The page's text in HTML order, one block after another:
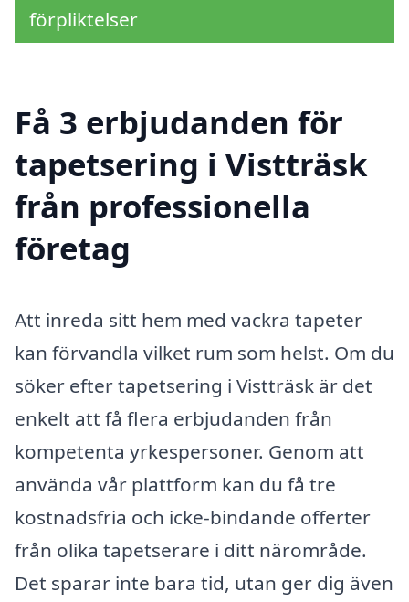
förpliktelser
Få 3 erbjudanden för
tapetsering i Vistträsk
från professionella
företag
Att inreda sitt hem med vackra tapeter
kan förvandla vilket rum som helst. Om du
söker efter tapetsering i Vistträsk är det
enkelt att få flera erbjudanden från
kompetenta yrkespersoner. Genom att
använda vår plattform kan du få tre
kostnadsfria och icke-bindande offerter
från olika tapetserare i ditt närområde.
Det sparar inte bara tid, utan ger dig även